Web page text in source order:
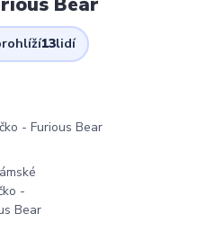
13lidí